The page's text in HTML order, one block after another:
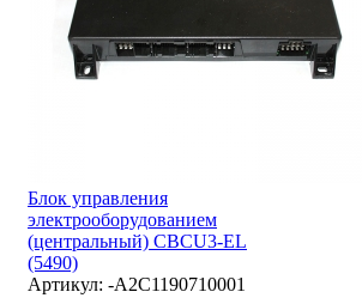
Блок управления
электрооборудованием
(центральный) CBCU3-EL
(5490)
Артикул: -А2С1190710001